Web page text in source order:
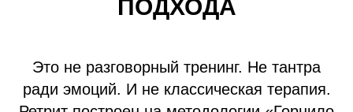
ПОДХОДА
Это не разговорный тренинг. Не тантра
ради эмоций. И не классическая терапия.